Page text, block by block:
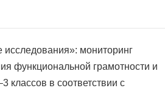
мониторинг
функциональной грамотности и
классов в соответствии с